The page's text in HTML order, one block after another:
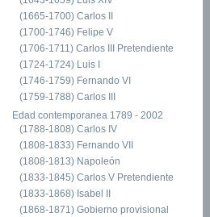
(1665-1700) Carlos II
(1700-1746) Felipe V
(1706-1711) Carlos III Pretendiente
(1724-1724) Luis I
(1746-1759) Fernando VI
(1759-1788) Carlos III
Edad contemporanea 1789 - 2002
(1788-1808) Carlos IV
(1808-1833) Fernando VII
(1808-1813) Napoleón
(1833-1845) Carlos V Pretendiente
(1833-1868) Isabel II
(1868-1871) Gobierno provisional